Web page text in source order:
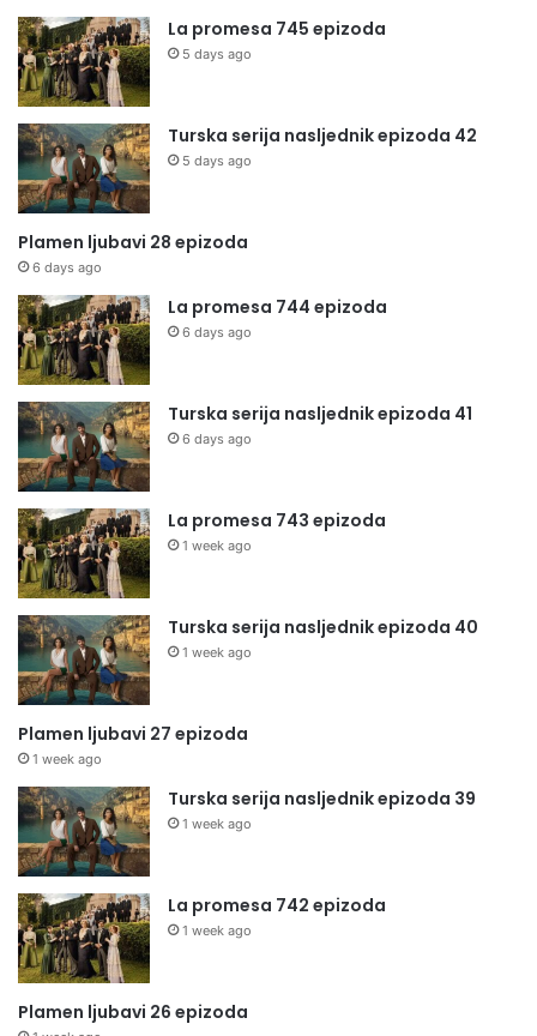
La promesa 745 epizoda
5 days ago
Turska serija nasljednik epizoda 42
5 days ago
Plamen ljubavi 28 epizoda
6 days ago
La promesa 744 epizoda
6 days ago
Turska serija nasljednik epizoda 41
6 days ago
La promesa 743 epizoda
1 week ago
Turska serija nasljednik epizoda 40
1 week ago
Plamen ljubavi 27 epizoda
1 week ago
Turska serija nasljednik epizoda 39
1 week ago
La promesa 742 epizoda
1 week ago
Plamen ljubavi 26 epizoda